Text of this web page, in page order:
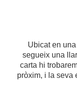
Ubicat en
segueix una
carta hi
pròxim, i la seva